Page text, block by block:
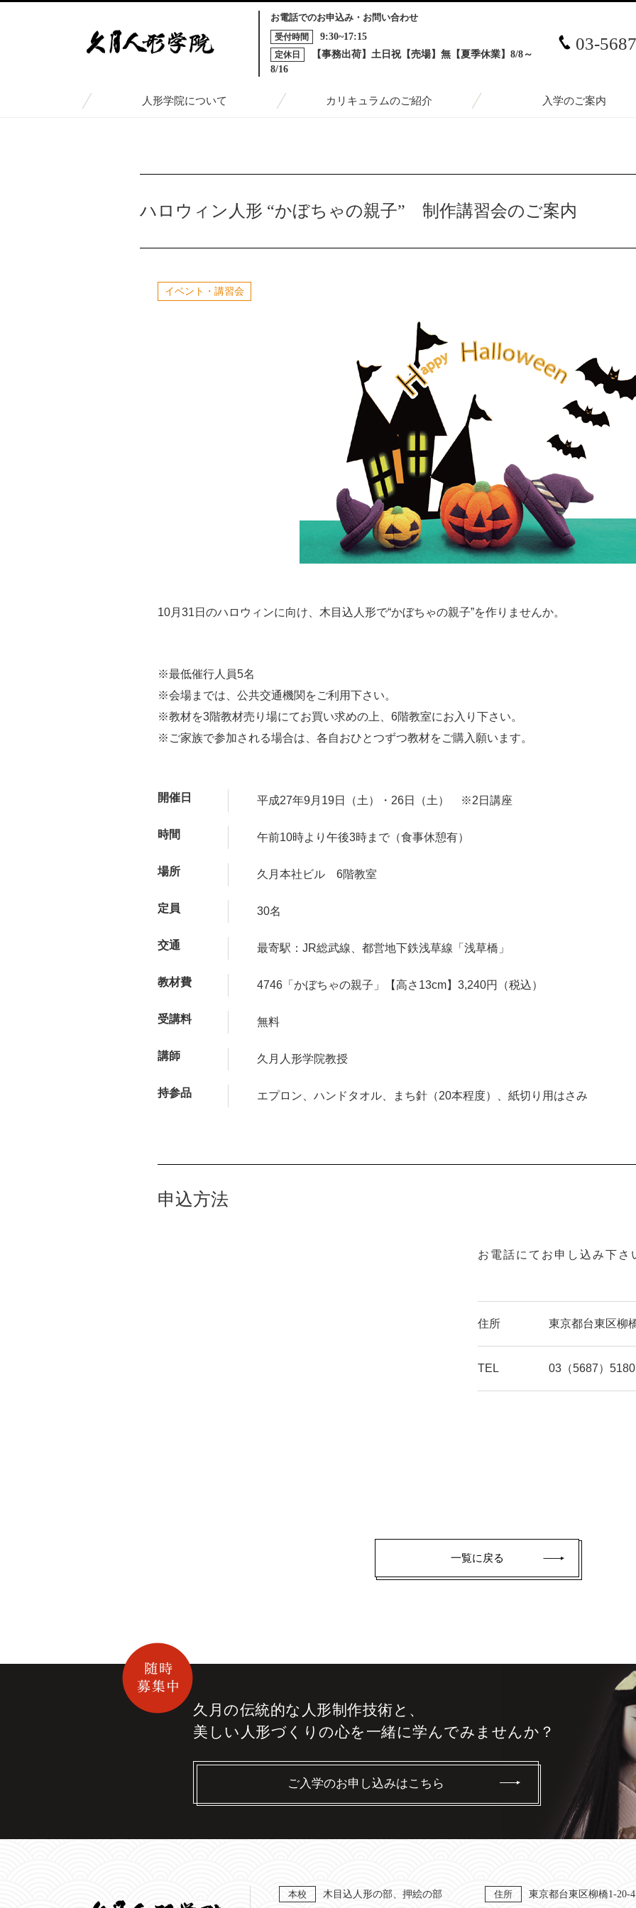
お電話でのお申込み・お問い合わせ
受付時間 9:30~17:15
定休日
【事務出荷】土日祝【売場】無【夏季休業】8/8～
8/16
03-
人形学院について カリキュラムのご紹介 入学のご案内
トピックス一覧 ハロウィン人形 “かぼちゃの親子” 制作講習会のご案内
ハロウィン人形 “かぼちゃの親子” 制作講習会のご案内
イベント・講習会
10月31日のハロウィンに向け、木目込人形で“かぼちゃの親子”を作りませんか。
※最低催行人員5名
※会場までは、公共交通機関をご利用下さい。
※教材を3階教材売り場にてお買い求めの上、6階教室にお入り下さい。
※ご家族で参加される場合は、各自おひとつずつ教材をご購入願います。
開催日 平成27年9月19日（土）・26日（土） ※2日講座
時間 午前10時より午後3時まで（食事休憩有）
場所 久月本社ビル 6階教室
定員 30名
交通 最寄駅：JR総武線、都営地下鉄浅草線「浅草橋」
教材費 4746「かぼちゃの親子」【高さ13cm】3,240円（税込）
受講料 無料
講師 久月人形学院教授
持参品 エプロン、ハンドタオル、まち針（20本程度）、紙切り用はさみ
申込方法
お電話にてお申し込み下さ
住所 東京都台東区柳
TEL 03（5687）5180
一覧に戻る
久月の伝統的な 人形制作技術と、
美しい人形づくりの心を 一緒に学んでみませんか？
ご入学のお申し込みはこちら
本校 木目込人形の部、押絵の部 住所 東京都台東区柳橋1-20-4